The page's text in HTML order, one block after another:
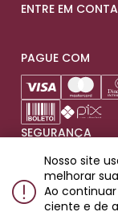
ENTRE EM
PAGUE COM
SEGURANÇA
Nosso site
melhorar
Ao
ciente e de